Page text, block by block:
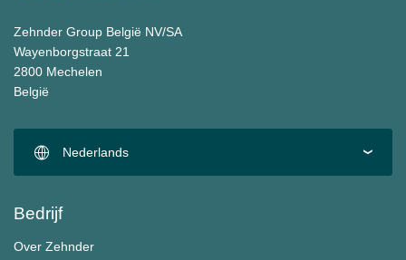
Zehnder Group België NV/SA
Wayenborgstraat 21
2800 Mechelen
België
Nederlands
Bedrijf
Over Zehnder